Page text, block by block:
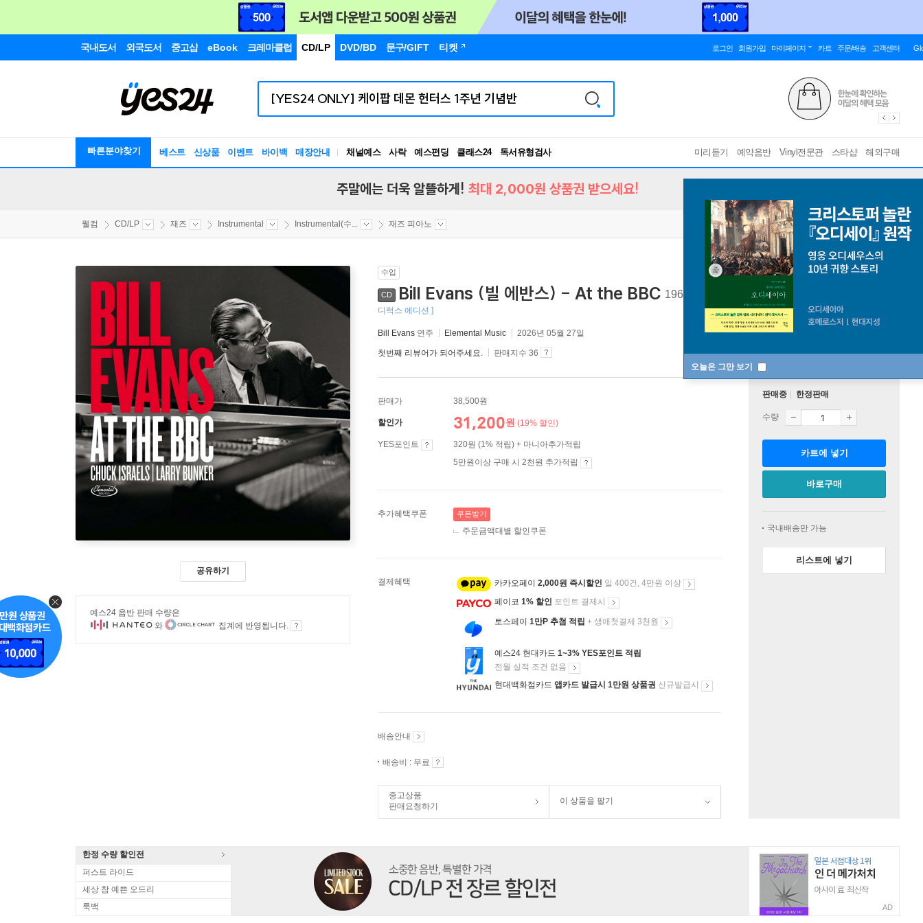
국내도서 외국도서 중고샵 eBook 크레마클럽 CD/LP DVD/BD 문구/GIFT 티켓 로그인 회원가입 마이페이지 카트 주문/배송 고객센터
빠른분야찾기 베스트 신상품 이벤트 바이백 매장안내 채널예스 사락 예스펀딩 클래스24
RBTI Lab
독서유형검사
미리듣기 예약음반 Vinyl전문관 스타샵 해외구매
오늘은 그만 보기
주말에는 더욱 알뜰하게! 최대 2,000원 상품권 받으세요!
웰컴 CD/LP 재즈 Instrumental Instrumental(수... 재즈 피아노
공유하기
예스24 음반 판매 수량은
와
집계에 반영됩니다.
수입
CD Bill Evans (빌 에반스) - At the BBC 1965년 런던 BBC 스튜디오 미공개 녹음
디럭스 에디션 ]
Bill Evans 연주 Elemental Music 2026년 05월 27일
첫번째 리뷰어가 되어주세요. 판매지수 36
판매가 38,500원
할인가 31,200원 (19% 할인)
YES포인트
320원 (1% 적립) + 마니아추가적립
5만원이상 구매 시 2천원 추가적립
추가혜택쿠폰 쿠폰받기
주문금액대별 할인쿠폰
결제혜택 카카오페이 2,000원 즉시할인 일 400건, 4만원 이상
페이코 1% 할인 포인트 결제시
토스페이 1만P 추첨 적립 + 생애첫결제 3천원
예스24 현대카드 1~3% YES포인트 적립
전월 실적 조건 없음
현대백화점카드 앱카드 발급시 1만원 상품권 신규발급시
배송안내
배송비 : 무료
중고상품
판매요청하기
이 상품을 팔기
판매중 한정판매
수량
카트에 넣기
바로구매
국내배송만 가능
리스트에 넣기
한정 수량 할인전
퍼스트 라이드
세상 참 예쁜 오드리
룩백
AD